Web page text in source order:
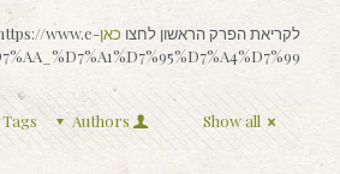
לקריאת הפרק הראשון לחצו כאןwww.e-
Tags Authors Show all